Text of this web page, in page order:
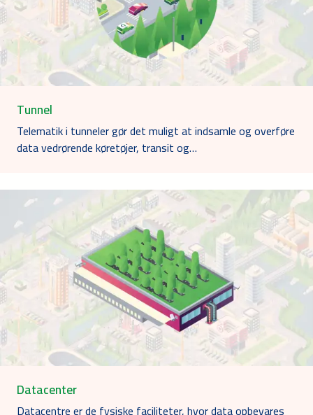
Tunnel
Telematik i tunneler gør det muligt at indsamle og overføre
data vedrørende køretøjer, transit og…
Datacenter
Datacentre er de fysiske faciliteter, hvor data opbevares